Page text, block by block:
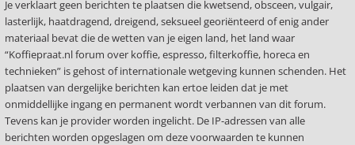
Je verklaart geen berichten te plaatsen die kwetsend, obsceen, vulgair,
lasterlijk, haatdragend, dreigend, seksueel georiënteerd of enig ander
materiaal bevat die de wetten van je eigen land, het land waar
“Koffiepraat.nl forum over koffie, espresso, filterkoffie, horeca en
technieken” is gehost of internationale wetgeving kunnen schenden. Het
plaatsen van dergelijke berichten kan ertoe leiden dat je met
onmiddellijke ingang en permanent wordt verbannen van dit forum.
Tevens kan je provider worden ingelicht. De IP-adressen van alle
berichten worden opgeslagen om deze voorwaarden te kunnen